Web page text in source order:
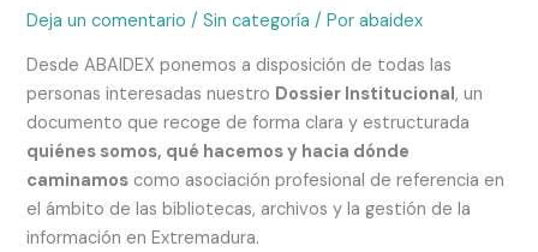
Deja un comentario /Sin categoría / Porabaidex
Desde ABAIDEX ponemos a disposición de todas las
personas interesadas nuestro Dossier Institucional, un
documento que recoge de forma clara y estructurada
quiénes somos, qué hacemos y hacia dónde
caminamos como asociación profesional de referencia en
el ámbito de las bibliotecas, archivos y la gestión de la
información en Extremadura.